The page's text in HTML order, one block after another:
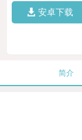
安卓下载
简介